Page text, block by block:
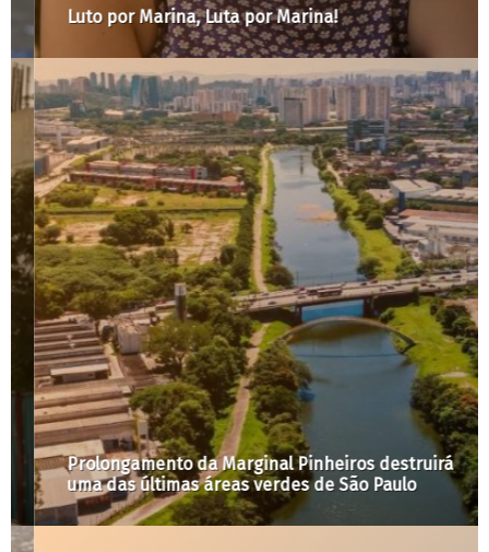
Luto por Marina, Luta por Marina!
Prolongamento da Marginal Pinheiros destruirá
uma das últimas áreas verdes de São Paulo